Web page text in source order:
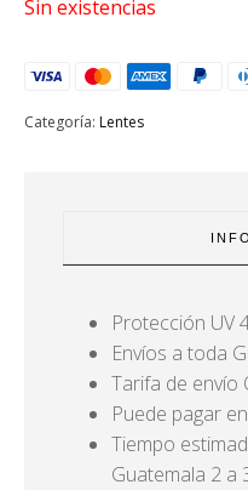
Sin existencias
Categoría: Lentes
Protección UV
Envíos a toda
Tarifa de envío
Puede pagar
Tiempo
Guatemala 2 a